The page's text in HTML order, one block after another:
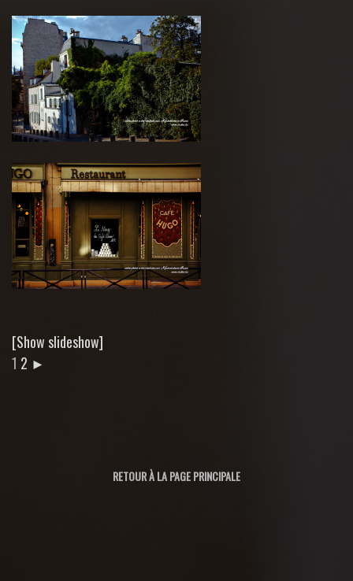
[Show slideshow]
1 2 ►
RETOUR À LA PAGE PRINCIPALE